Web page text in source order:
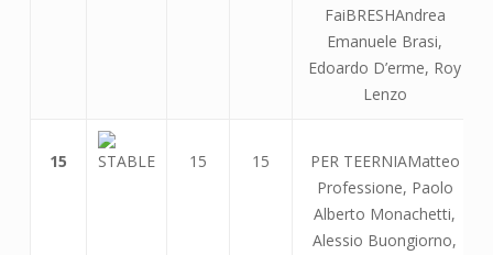
FaiBRESHAndrea
Emanuele Brasi,
Edoardo D’erme, Roy
Lenzo
15 15 15
PER TEERNIAMatteo
Professione, Paolo
Alberto Monachetti,
Alessio Buongiorno,